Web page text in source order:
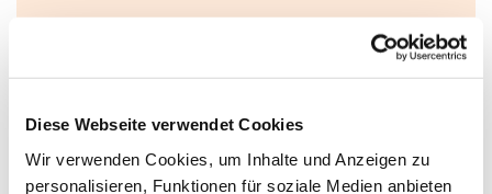
Diese Webseite verwendet Cookies
Wir verwenden Cookies, um Inhalte und Anzeigen zu
personalisieren, Funktionen für soziale Medien anbieten
Kirchen, Pfarrerinnen und